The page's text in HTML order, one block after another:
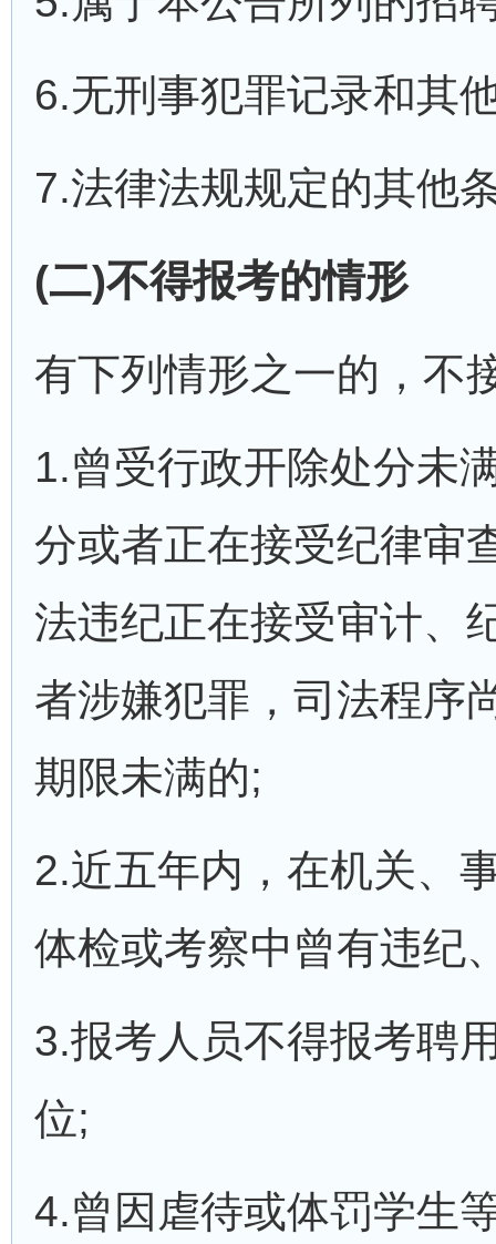
6.无刑事犯罪记录和其
7.法律法规规定的其他
(二)不得报考的情形
有下列情形之一的，不
1.曾受行政开除处分未
分或者正在接受纪律审
法违纪正在接受审计、
者涉嫌犯罪，司法程序
期限未满的;
2.近五年内，在机关、
体检或考察中曾有违纪
3.报考人员不得报考聘
位;
4.曾因虐待或体罚学生